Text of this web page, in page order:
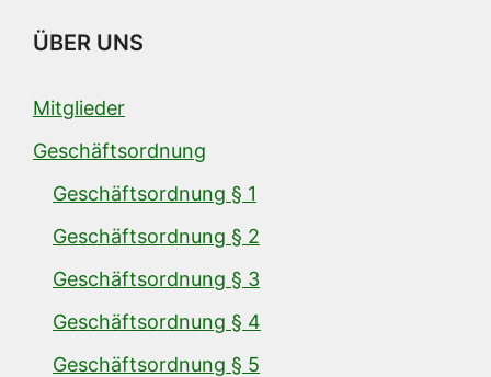
ÜBER UNS
Mitglieder
Geschäftsordnung
Geschäftsordnung § 1
Geschäftsordnung § 2
Geschäftsordnung § 3
Geschäftsordnung § 4
Geschäftsordnung § 5